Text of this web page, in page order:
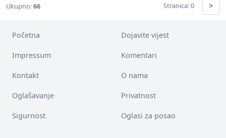
Ukupno:66 Stranica: 0 >
Početna Dojavite vijest
Impressum Komentari
Kontakt O nama
Oglašavanje Privatnost
Sigurnost Oglasi za posao